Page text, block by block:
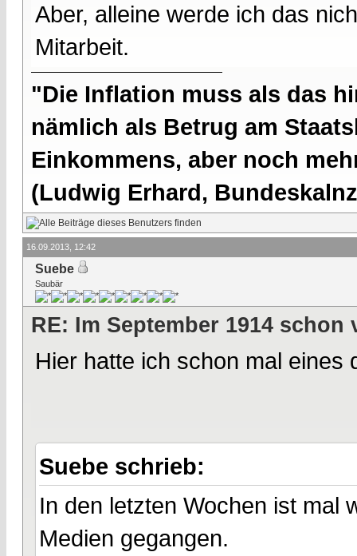
Aber, alleine werde ich das
Mitarbeit.
"Die Inflation muss als das
nämlich als Betrug am
Einkommens, aber noch
(Ludwig Erhard,
16.09.2013, 12:42
Suebe
Saubär
RE: Im September 1914 schon
Hier hatte ich schon mal eines
Suebe schrieb:
In den letzten Wochen ist mal
Medien gegangen.